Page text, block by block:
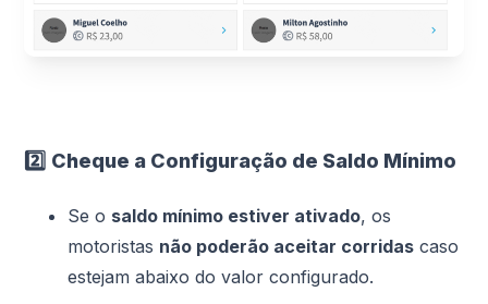
2️⃣ Cheque a Configuração de Saldo Mínimo
Se o saldo mínimo estiver ativado, os
motoristas não poderão aceitar corridas caso
estejam abaixo do valor configurado.